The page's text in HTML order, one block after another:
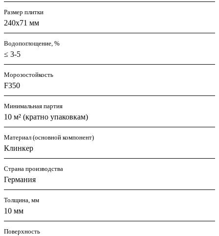
Размер плитки
240x71 мм
Водопоглощение, %
≤ 3-5
Морозостойкость
F350
Минимальная партия
10 м² (кратно упаковкам)
Материал (основной компонент)
Клинкер
Страна производства
Германия
Толщина, мм
10 мм
Поверхность